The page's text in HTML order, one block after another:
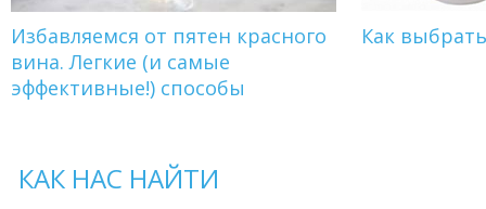
Избавляемся от пятен красного
вина. Легкие (и самые
эффективные!) способы
Как
КАК НАС НАЙТИ